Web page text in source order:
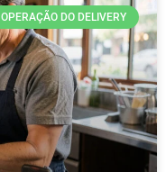
OPERAÇÃO DO DELIVERY